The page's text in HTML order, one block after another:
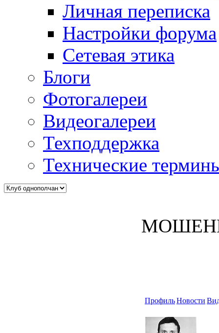
Личная переписка
Настройки форума
Сетевая этика
Блоги
Фотогалереи
Видеогалереи
Техподдержка
Технические
ПрофильНовости